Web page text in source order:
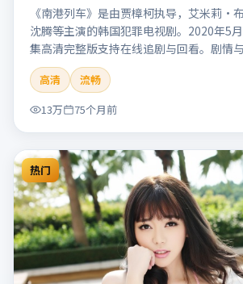
《南港列车》是由贾樟柯执导，艾米莉·
沈腾等主演的韩国犯罪电视剧。2020年5
集高清完整版支持在线追剧与回看。剧情
与人性灰色地带，张力十足，兼具社会观
片适合检索「南港列车」「贾樟柯」「犯罪
「2020」「2020-05-27上映」等关键词的
创信息。
高清
流畅
13万
75个月前
热门